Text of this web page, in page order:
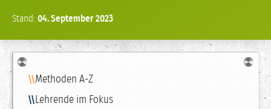
Stand: 04.September2023
Navigation
Methoden A-Z
Lehrende im Fokus